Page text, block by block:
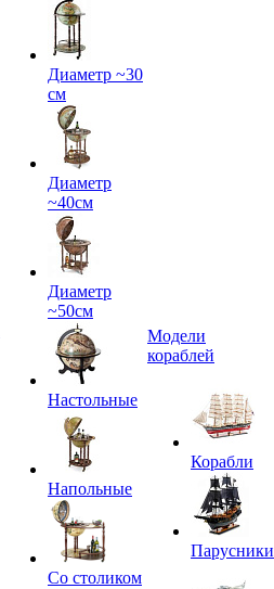
Диаметр ~30
см
Диаметр
~40см
Диаметр
~50см
Настольные
Напольные
Со столиком
Модели
кораблей
Корабли
Парусники